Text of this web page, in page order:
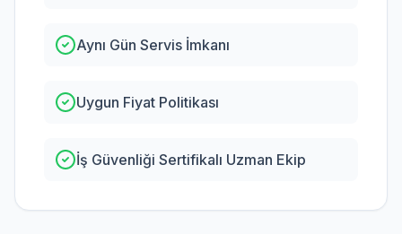
Aynı Gün Servis İmkanı
Uygun Fiyat Politikası
İş Güvenliği Sertifikalı Uzman Ekip